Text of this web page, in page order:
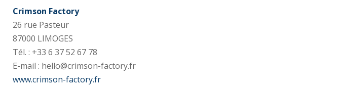
Crimson Factory
26 rue Pasteur
87000 LIMOGES
Tél. : +33 6 37 52 67 78
E-mail : hello@crimson-factory.fr
www.crimson-factory.fr